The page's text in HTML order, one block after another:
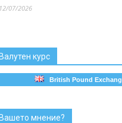
07/2026
курс
British Pound
мнение?